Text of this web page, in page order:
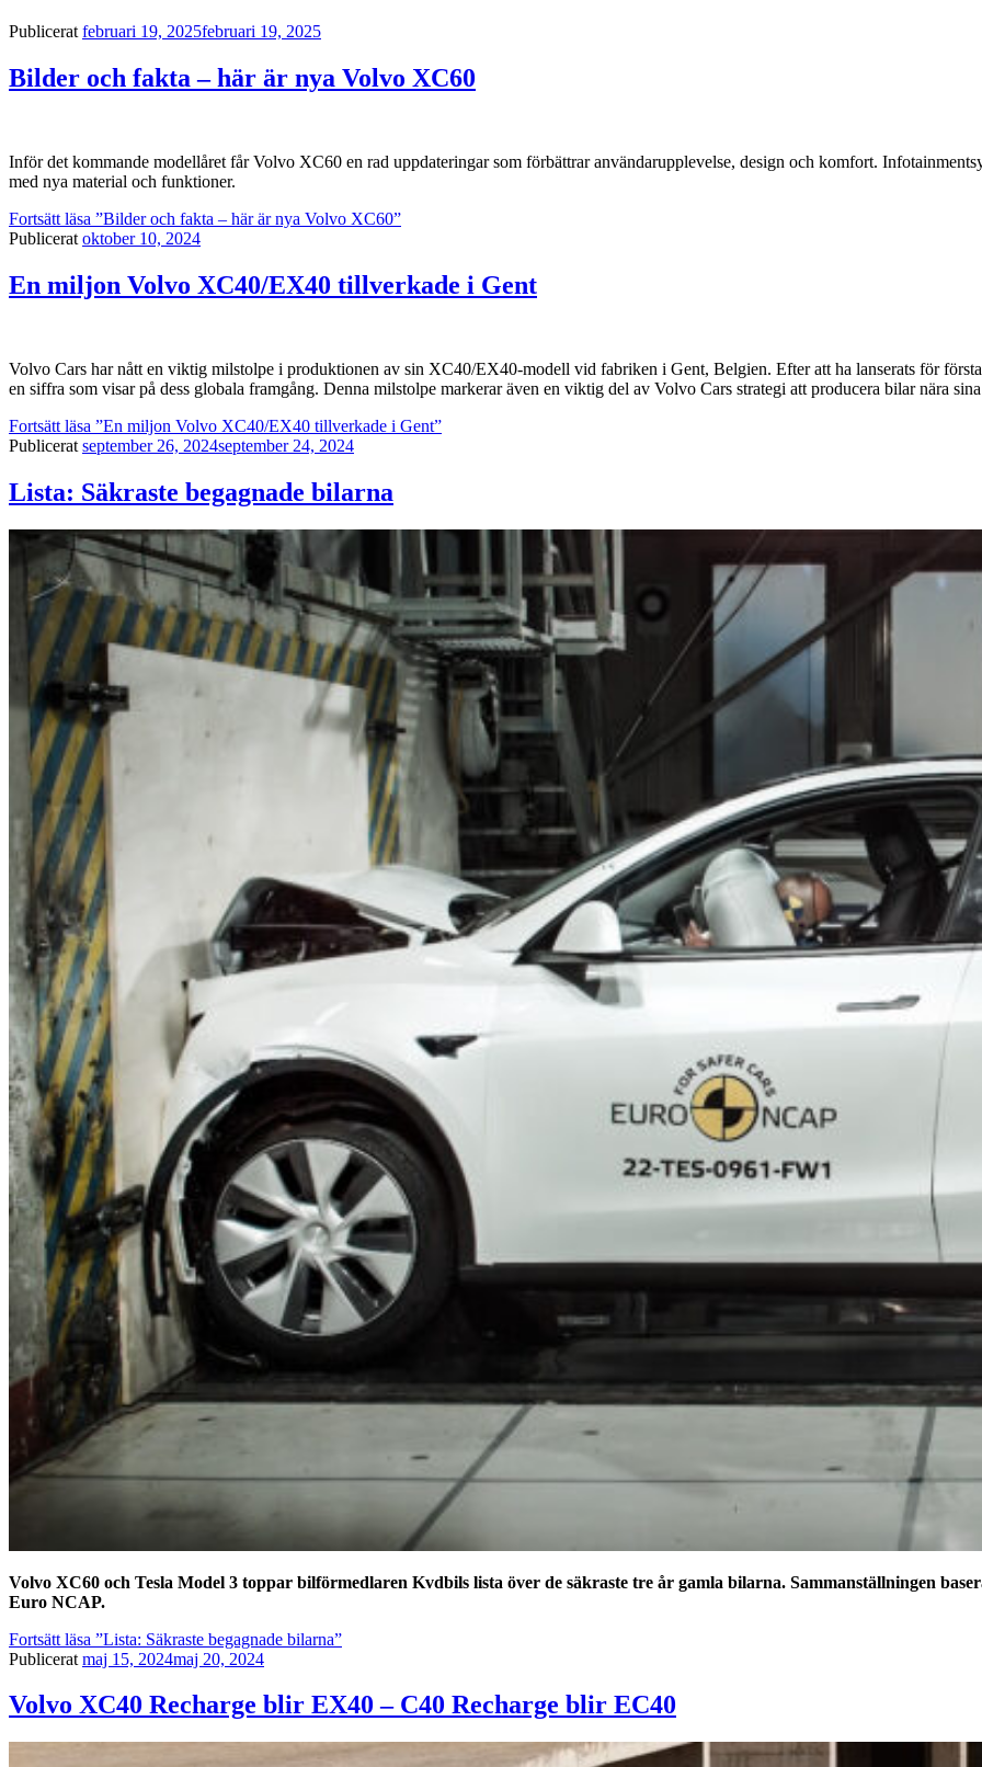
Publicerat februari 19, 2025februari 19, 2025
Bilder och fakta – här är nya Volvo XC60
Inför det kommande modellåret får Volvo XC60 en rad uppdateringar som förbättrar användarupplevelse, design och komfort.
med nya material och funktioner.
Fortsätt läsa ”Bilder och fakta – här är nya Volvo XC60”
Publicerat oktober 10, 2024
En miljon Volvo XC40/EX40 tillverkade i Gent
Volvo Cars har nått en viktig milstolpe i produktionen av sin XC40/EX40-modell vid fabriken i Gent, Belgien. Efter att ha lanserats för
en siffra som visar på dess globala framgång. Denna milstolpe markerar även en viktig del av Volvo Cars strategi att producera bilar nära
Fortsätt läsa ”En miljon Volvo XC40/EX40 tillverkade i Gent”
Publicerat september 26, 2024september 24, 2024
Lista: Säkraste begagnade bilarna
Volvo XC60 och Tesla Model 3 toppar bilförmedlaren Kvdbils lista över de säkraste tre år gamla bilarna. Sammanställningen
Euro NCAP.
Fortsätt läsa ”Lista: Säkraste begagnade bilarna”
Publicerat maj 15, 2024maj 20, 2024
Volvo XC40 Recharge blir EX40 – C40 Recharge blir EC40